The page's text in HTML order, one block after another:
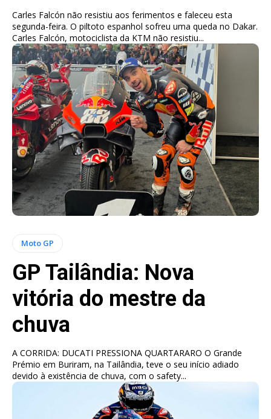
Carles Falcón não resistiu aos ferimentos e faleceu esta
segunda-feira. O piltoto espanhol sofreu uma queda no Dakar.
Carles Falcón, motociclista da KTM não resistiu...
Moto GP
GP Tailândia: Nova
vitória do mestre da
chuva
A CORRIDA: DUCATI PRESSIONA QUARTARARO O Grande
Prémio em Buriram, na Tailândia, teve o seu início adiado
devido à existência de chuva, com o safety...